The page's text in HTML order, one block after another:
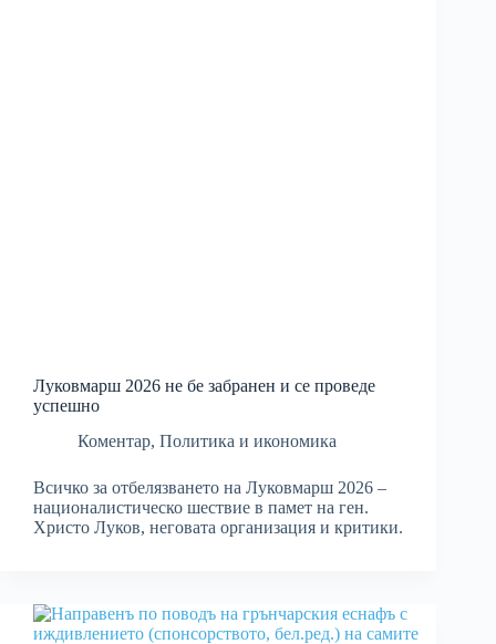
Луковмарш 2026 не бе забранен и се проведе
успешно
Коментар, Политика и икономика
Всичко за отбелязването на Луковмарш 2026 –
националистическо шествие в памет на ген.
Христо Луков, неговата организация и критики.